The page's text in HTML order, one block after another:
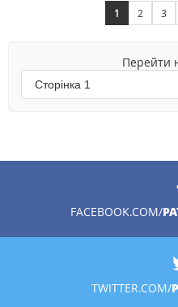
1 2 3
Перейти
FACEBOOK.COM/
TWITTER.COM/